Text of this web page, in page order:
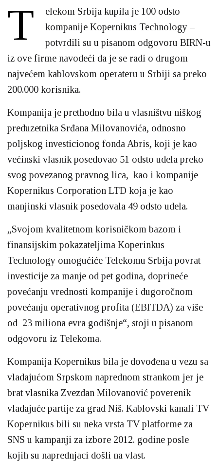
T
elekom Srbija kupila je 100 odsto
kompanije Kopernikus Technology –
potvrdili su u pisanom odgovoru BIRN-u
iz ove firme navodeći da je se radi o drugom
najvećem kablovskom operateru u Srbiji sa preko
200.000 korisnika.
Kompanija je prethodno bila u vlasništvu niškog
preduzetnika Srđana Milovanovića, odnosno
poljskog investicionog fonda Abris, koji je kao
većinski vlasnik posedovao 51 odsto udela preko
svog povezanog pravnog lica, kao i kompanije
Kopernikus Corporation LTD koja je kao
manjinski vlasnik posedovala 49 odsto udela.
„Svojom kvalitetnom korisničkom bazom i
finansijskim pokazateljima Koperinkus
Technology omogućiće Telekomu Srbija povrat
investicije za manje od pet godina, doprineće
povećanju vrednosti kompanije i dugoročnom
povećanju operativnog profita (EBITDA) za više
od 23 miliona evra godišnje“, stoji u pisanom
odgovoru iz Telekoma.
Kompanija Kopernikus bila je dovođena u vezu sa
vladajućom Srpskom naprednom strankom jer je
brat vlasnika Zvezdan Milovanović poverenik
vladajuće partije za grad Niš. Kablovski kanali TV
Kopernikus bili su neka vrsta TV platforme za
SNS u kampanji za izbore 2012. godine posle
kojih su naprednjaci došli na vlast.